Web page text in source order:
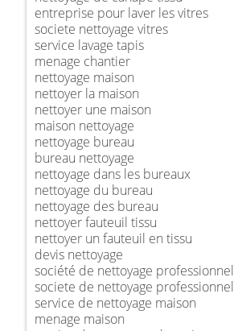
entreprise pour laver les vitres
societe nettoyage vitres
service lavage tapis
menage chantier
nettoyage maison
nettoyer la maison
nettoyer une maison
maison nettoyage
nettoyage bureau
bureau nettoyage
nettoyage dans les bureaux
nettoyage du bureau
nettoyage des bureau
nettoyer fauteuil tissu
nettoyer un fauteuil en tissu
devis nettoyage
société de nettoyage professionnel
societe de nettoyage professionnel
service de nettoyage maison
menage maison